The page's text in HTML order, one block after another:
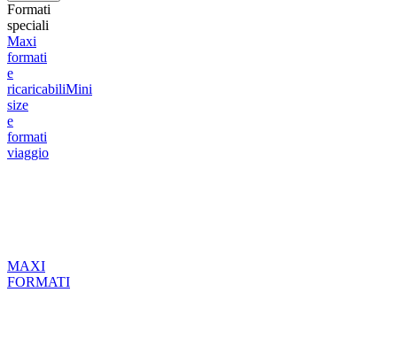
Formati
speciali
Maxi
formati
e
ricaricabiliMini
size
e
formati
viaggio
MAXI
FORMATI